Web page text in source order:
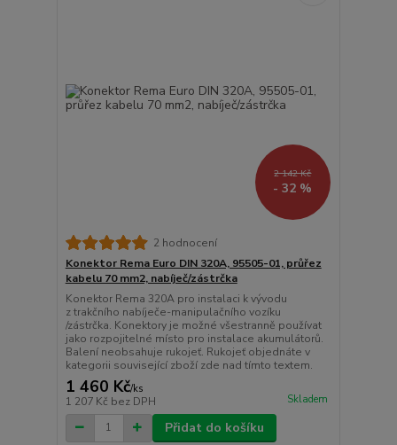
2 142 Kč
- 32 %
2 hodnocení
Konektor Rema Euro DIN 320A, 95505-01, průřez
kabelu 70 mm2, nabíječ/zástrčka
Konektor Rema 320A pro instalaci k vývodu
z trakčního nabíječe-manipulačního vozíku
/zástrčka. Konektory je možné všestranně používat
jako rozpojitelné místo pro instalace akumulátorů.
Balení neobsahuje rukojeť. Rukojeť objednáte v
kategorii související zboží zde nad tímto textem.
1 460 Kč/ks
1 207 Kč bez DPH Skladem
Přidat do košíku